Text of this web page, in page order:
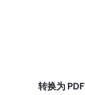
转换为 PDF